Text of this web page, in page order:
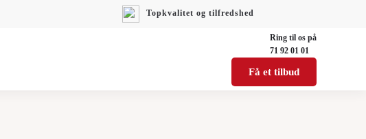
Ring til os på
71 92 01 01
Få et tilbud
Topkvalitet og tilfredshed